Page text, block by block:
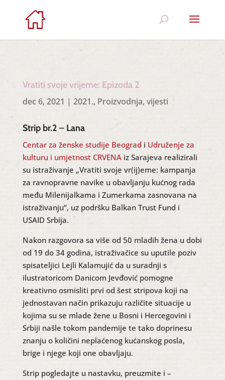
Vratiti svoje vrijeme: Epizoda 2
dec 6, 2021 | 2021., Proizvodnja, vijesti
Strip br.2 – Lana
Centar za ženske studije Beograd i Udruženje za
kulturu i umjetnost CRVENA iz Sarajeva realizirali
su istraživanje „Vratiti svoje vr(ij)eme: kampanja
za ravnopravne navike u obavljanju kućnog rada
među Milenijalkama i Zumerkama zasnovana na
istraživanju“, uz podršku Balkan Trust Fund i
USAID Srbija.
Nakon razgovora sa više od 50 mladih žena u dobi
od 19 do 34 godina, istraživačice su uputile poziv
spisateljici Lejli Kalamujić da u suradnji s
ilustratoricom Danicom Jevđović pomogne
kreativno osmisliti prvi od šest stripova koji na
jednostavan način prikazuju različite situacije u
kojima su se mlade žene u Bosni i Hercegovini i
Srbiji našle tokom pandemije te tako doprinesu
znanju o količini neplaćenog kućanskog posla,
brige i njege koji one obavljaju.
Strip pogledajte u nastavku, preuzmite i –